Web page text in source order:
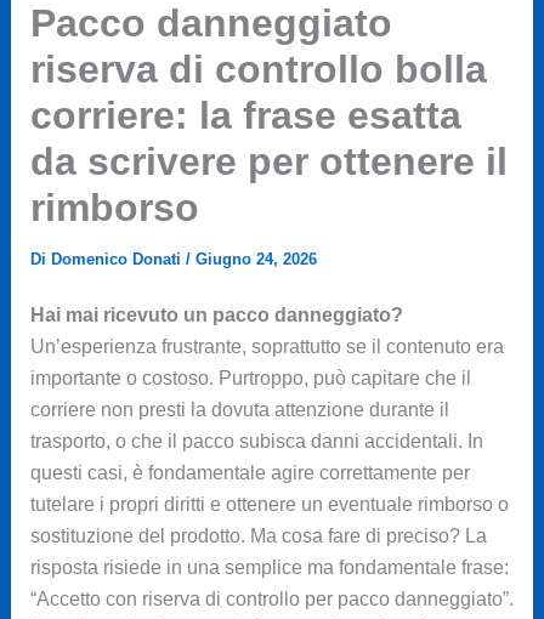
Pacco danneggiato
riserva di controllo bolla
corriere: la frase esatta
da scrivere per ottenere il
rimborso
Di Domenico Donati / Giugno 24, 2026
Hai mai ricevuto un pacco danneggiato?
Un’esperienza frustrante, soprattutto se il contenuto era
importante o costoso. Purtroppo, può capitare che il
corriere non presti la dovuta attenzione durante il
trasporto, o che il pacco subisca danni accidentali. In
questi casi, è fondamentale agire correttamente per
tutelare i propri diritti e ottenere un eventuale rimborso o
sostituzione del prodotto. Ma cosa fare di preciso? La
risposta risiede in una semplice ma fondamentale frase:
“Accetto con riserva di controllo per pacco danneggiato”.